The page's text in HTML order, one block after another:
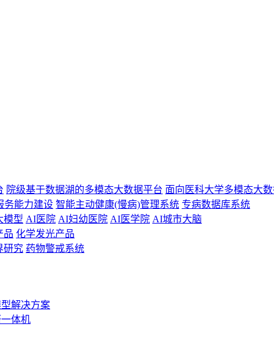
院级基于数据湖的多模态大数据平台 面向医科大学多模态大
务能力建设 智能主动健康(慢病)管理系统 专病数据库系统
模型 AI医院 AI妇幼医院 AI医学院 AI城市大脑
品 化学发光产品
研究 药物警戒系统
解决方案
体机